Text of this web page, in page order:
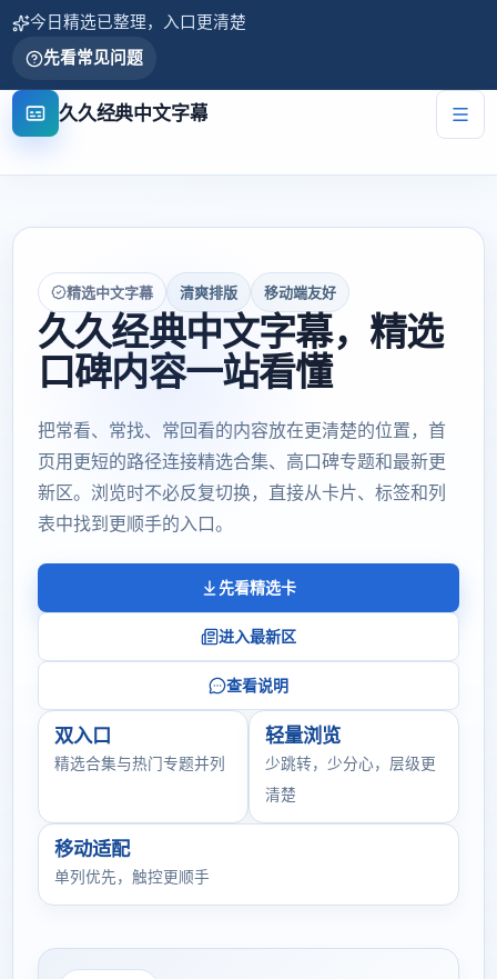
今日精选已整理，入口更清楚
先看常见问题
久久经典中文字幕
精选中文字幕 清爽排版 移动端友好
久久经典中文字幕，精选
口碑内容一站看懂
把常看、常找、常回看的内容放在更清楚的位置，首
页用更短的路径连接精选合集、高口碑专题和最新更
新区。浏览时不必反复切换，直接从卡片、标签和列
表中找到更顺手的入口。
先看精选卡
进入最新区
查看说明
双入口
精选合集与热门专题并列
轻量浏览
少跳转，少分心，层级更
清楚
移动适配
单列优先，触控更顺手